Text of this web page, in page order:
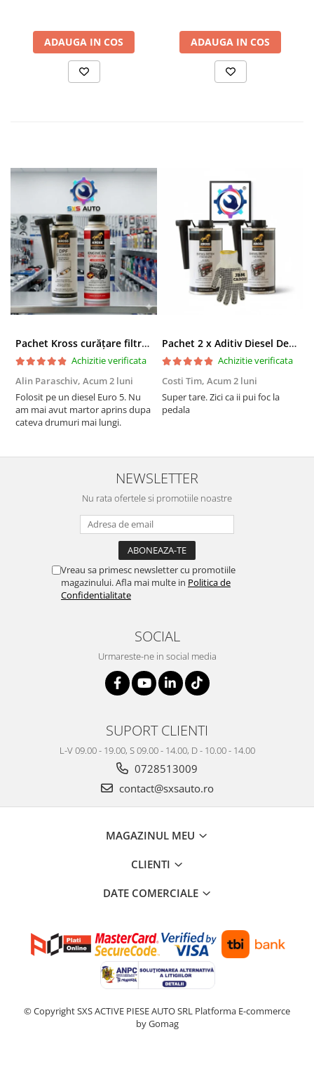
ADAUGA IN COS ADAUGA IN COS
Pachet Kross curățare filtru particule DPF și etanșare ulei 250 ml + 250 ml
Achizitie verificata
Alin Paraschiv, Acum 2 luni
Folosit pe un diesel Euro 5. Nu
am mai avut martor aprins dupa
cateva drumuri mai lungi.
Pachet 2 x Aditiv Diesel Detox Premium Kross - Curățare Completă, +5 Puncte Cetanic & Protecție DPF/EGR
Achizitie verificata
Costi Tim, Acum 2 luni
Super tare. Zici ca ii pui foc la
pedala
NEWSLETTER
Nu rata ofertele si promotiile noastre
Vreau sa primesc newsletter cu promotiile
magazinului. Afla mai multe in Politica de
Confidentialitate
SOCIAL
Urmareste-ne in social media
SUPORT CLIENTI
L-V 09.00 - 19.00, S 09.00 - 14.00, D - 10.00 - 14.00
0728513009
contact@sxsauto.ro
MAGAZINUL MEU
CLIENTI
DATE COMERCIALE
© Copyright SXS ACTIVE PIESE AUTO SRL Platforma E-commerce
by Gomag